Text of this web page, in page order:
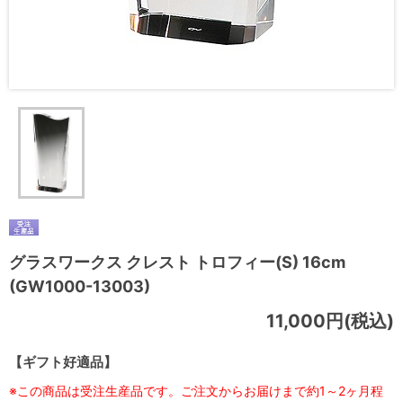
グラスワークス クレスト トロフィー(S) 16cm
(GW1000-13003)
【ギフト好適品】
11,000円(税込)
※この商品は受注生産品です。ご注文からお届けまで約1～2ヶ月程